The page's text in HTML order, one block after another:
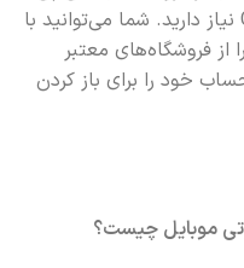
(CP) یا همان Call of Duty Points نیاز دارید. شما می‌توانید با
را از فروشگاه‌های معتبر
خود را برای باز کردن
موبایل چیست؟